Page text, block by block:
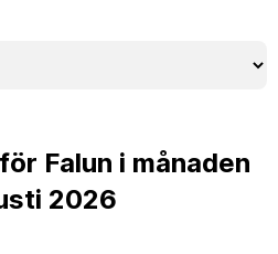
Falun i månaden
2026